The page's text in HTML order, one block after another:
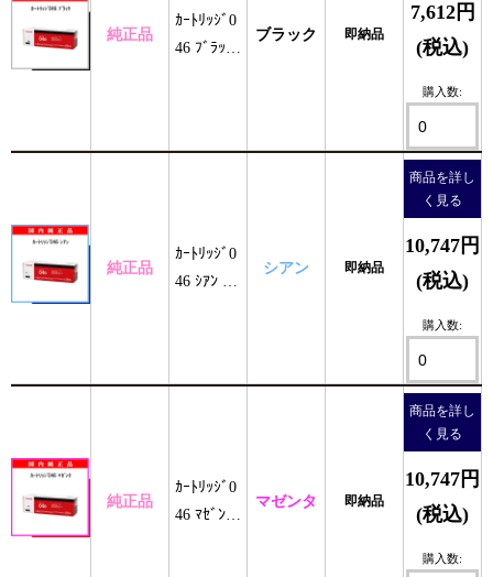
純正品
ｶｰﾄﾘｯｼﾞ0
46 ﾌﾞﾗｯｸ
ブラック 即納品
7,612円
(税込)
購入数:
純正品
ｶｰﾄﾘｯｼﾞ0
46 ｼｱﾝ 純
シアン 即納品
商品を詳し
く見る
10,747円
(税込)
購入数:
純正品
ｶｰﾄﾘｯｼﾞ0
46 ﾏｾﾞﾝﾀ
マゼンタ 即納品
商品を詳し
く見る
10,747円
(税込)
購入数: